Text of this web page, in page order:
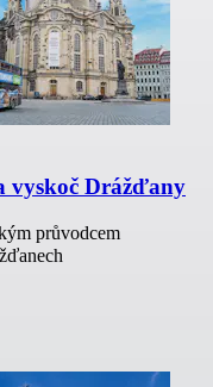
vyskoč Drážďany
průvodcem